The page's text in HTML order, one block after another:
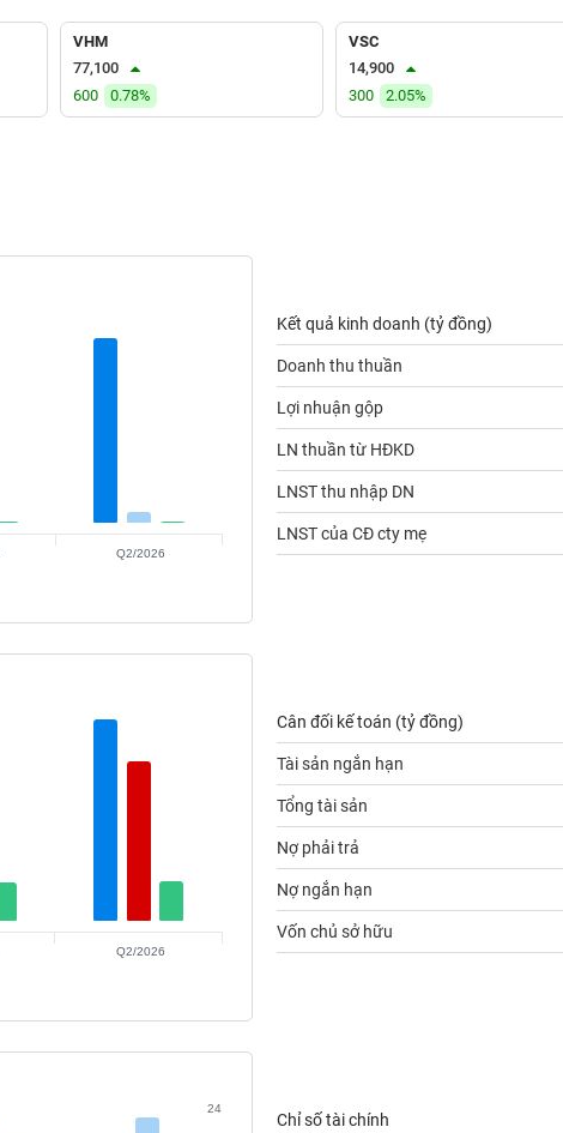
VHM
77,100
600
0.78%
VSC
14,900
300
2.05%
Q2/2026
Kết quả kinh doanh (tỷ đồng)
Doanh thu thuần
Lợi nhuận gộp
LN thuần từ HĐKD
LNST thu nhập DN
LNST của CĐ cty mẹ
Q2/2026
Cân đối kế toán (tỷ đồng)
Tài sản ngắn hạn
Tổng tài sản
Nợ phải trả
Nợ ngắn hạn
Vốn chủ sở hữu
24
Chỉ số tài chính